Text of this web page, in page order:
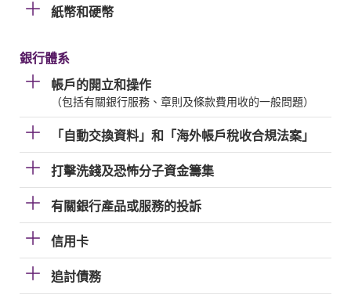
紙幣和硬幣
銀行體系
帳戶的開立和操作
（包括有關銀行服務、章則及條款費用收的一般問題）
「自動交換資料」和「海外帳戶稅收合規法案」
打擊洗錢及恐怖分子資金籌集
有關銀行產品或服務的投訴
信用卡
追討債務